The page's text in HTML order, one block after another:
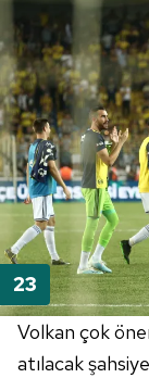
Volkan çok
atılacak